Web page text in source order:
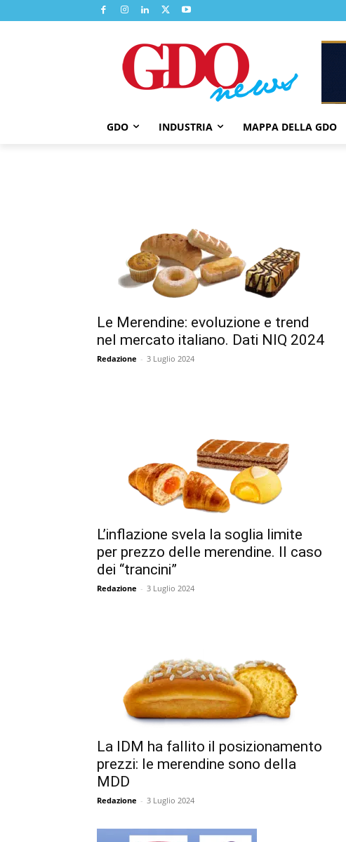
GDO INDUSTRIA MAPPA DELLA GDO
Le Merendine: evoluzione e trend
nel mercato italiano. Dati NIQ 2024
Redazione - 3 Luglio 2024
L’inflazione svela la soglia limite
per prezzo delle merendine. Il caso
dei “trancini”
Redazione - 3 Luglio 2024
La IDM ha fallito il posizionamento
prezzi: le merendine sono della
MDD
Redazione - 3 Luglio 2024